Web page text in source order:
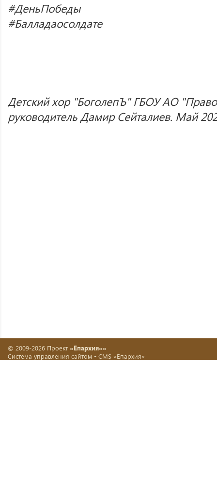
#ДеньПобеды
#Балладаосолдате
Детский хор "БоголепЪ" ГБОУ АО
руководитель Дамир Сейталиев. Май
© 2009-2026 Проект «Епархия»»
Система управления сайтом - CMS «Епархия»